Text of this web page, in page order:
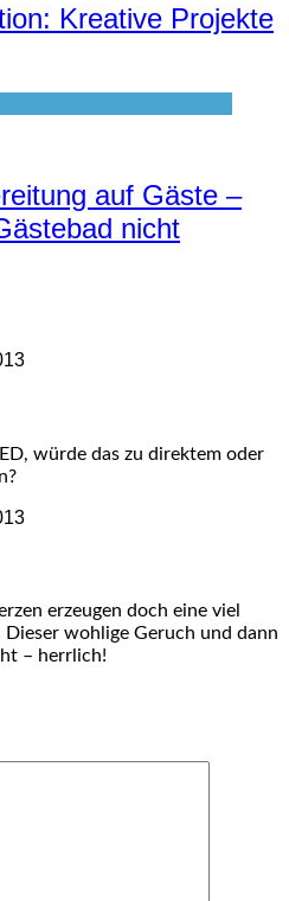
Kreative Projekte
auf Gäste –
nicht
würde das zu direktem oder
erzeugen doch eine viel
wohlige Geruch und dann
– herrlich!